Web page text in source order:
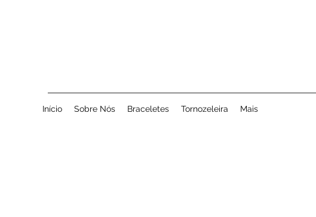
Início Sobre Nós Braceletes Tornozeleira Mais